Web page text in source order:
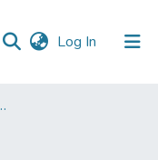
Log In (current)
фінансів